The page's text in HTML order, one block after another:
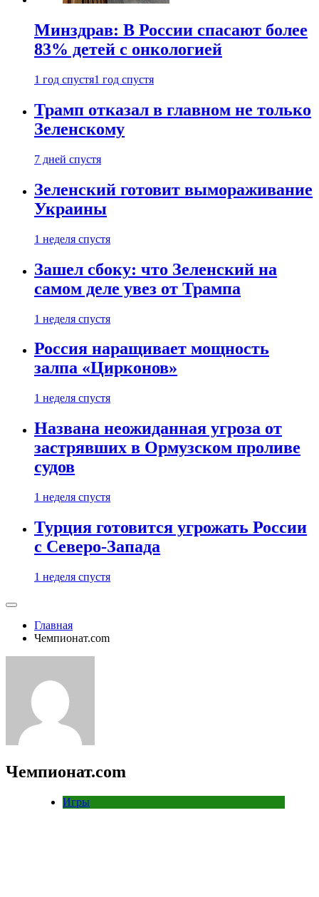
Минздрав: В России спасают более
83% детей с онкологией
1 год спустя1 год спустя
Трамп отказал в главном не только
Зеленскому
7 дней спустя
Зеленский готовит вымораживание
Украины
1 неделя спустя
Зашел сбоку: что Зеленский на
самом деле увез от Трампа
1 неделя спустя
Россия наращивает мощность
залпа «Цирконов»
1 неделя спустя
Названа неожиданная угроза от
застрявших в Ормузском проливе
судов
1 неделя спустя
Турция готовится угрожать России
с Северо-Запада
1 неделя спустя
Главная
Чемпионат.com
Чемпионат.com
Игры